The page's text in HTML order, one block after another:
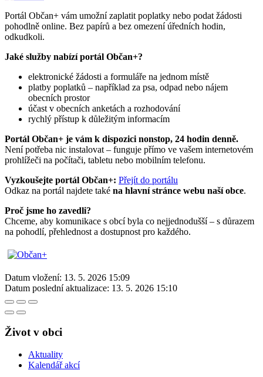
Portál Občan+ vám umožní zaplatit poplatky nebo podat žádosti
pohodlně online. Bez papírů a bez omezení úředních hodin,
odkudkoli.
Jaké služby nabízí portál Občan+?
elektronické žádosti a formuláře na jednom místě
platby poplatků – například za psa, odpad nebo nájem
obecních prostor
účast v obecních anketách a rozhodování
rychlý přístup k důležitým informacím
Portál Občan+ je vám k dispozici nonstop, 24 hodin denně.
Není potřeba nic instalovat – funguje přímo ve vašem internetovém
prohlížeči na počítači, tabletu nebo mobilním telefonu.
Vyzkoušejte portál Občan+: Přejít do portálu
Odkaz na portál najdete také na hlavní stránce webu naší obce.
Proč jsme ho zavedli?
Chceme, aby komunikace s obcí byla co nejjednodušší – s důrazem
na pohodlí, přehlednost a dostupnost pro každého.
Datum vložení: 13. 5. 2026 15:09
Datum poslední aktualizace: 13. 5. 2026 15:10
Život v obci
Aktuality
Kalendář akcí